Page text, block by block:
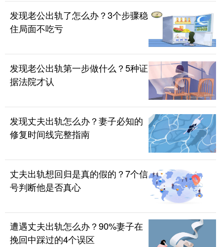
发现老公出轨了怎么办？3个步骤稳
住局面不吃亏
发现老公出轨第一步做什么？5种证
据法院才认
发现丈夫出轨怎么办？妻子必知的
修复时间线完整指南
丈夫出轨想回归是真的假的？7个信
号判断他是否真心
遭遇丈夫出轨怎么办？90%妻子在
挽回中踩过的4个误区